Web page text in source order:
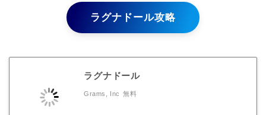
ラグナドール攻略
ラグナドール
Grams, Inc 無料